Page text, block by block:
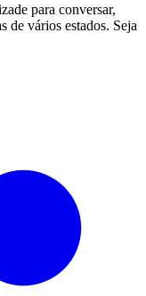
para conversar,
de vários estados. Seja